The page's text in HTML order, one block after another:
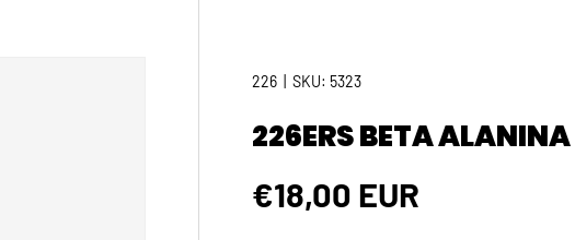
226 |SKU: 5323
226ERS BETA ALANINA
Precio normal
€18,00 EUR